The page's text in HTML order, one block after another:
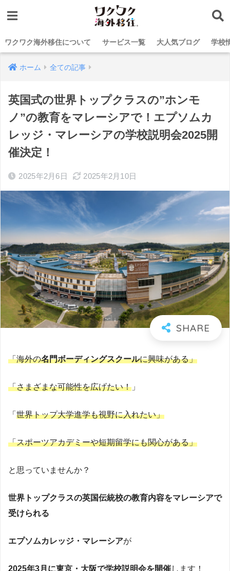
ワクワク海外移住について サービス一覧 大人気ブログ 学校
ホーム 全ての記事
英国式の世界トップクラスの”ホンモ
ノ”の教育をマレーシアで！エプソムカ
レッジ・マレーシアの学校説明会2025開
催決定！
2025年2月6日 2025年2月10日
「海外の名門ボーディングスクールに興味がある」
「さまざまな可能性を広げたい！ 」
「 世界トップ大学進学も視野に入れたい」
「スポーツアカデミーや短期留学にも関心がある」
と思っていませんか？
世界トップクラスの英国伝統校の教育内容をマレーシアで
受けられる
エプソムカレッジ・マレーシアが
2025年3月に東京・大阪で学校説明会を開催します！